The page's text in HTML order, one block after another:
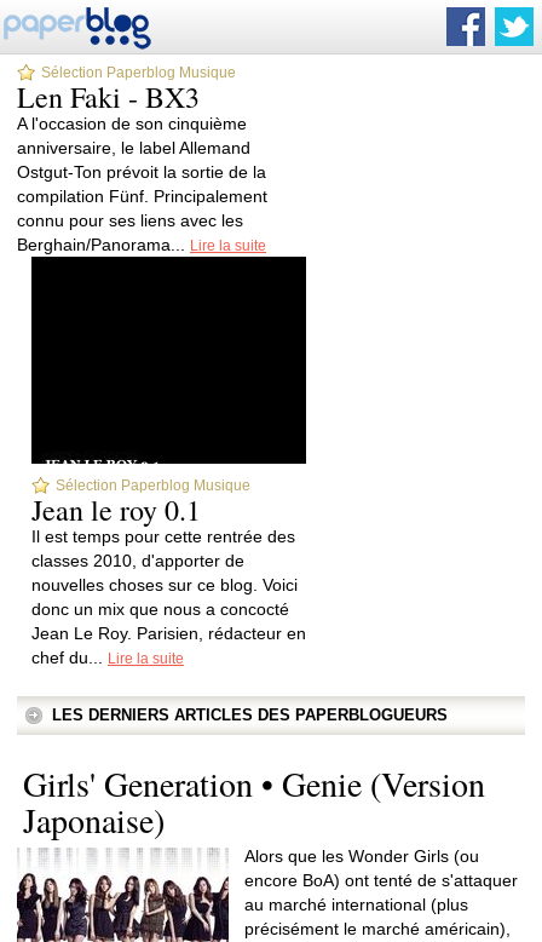
Sélection Paperblog Musique
Len Faki - BX3
A l'occasion de son cinquième
anniversaire, le label Allemand
Ostgut-Ton prévoit la sortie de la
compilation Fünf. Principalement
connu pour ses liens avec les
Berghain/Panorama...
Lire la suite
Sélection Paperblog Musique
Jean le roy 0.1
Il est temps pour cette rentrée des
classes 2010, d'apporter de
nouvelles choses sur ce blog. Voici
donc un mix que nous a concocté
Jean Le Roy. Parisien, rédacteur en
chef du...
Lire la suite
LES DERNIERS ARTICLES DES PAPERBLOGUEURS
Girls' Generation • Genie (Version
Japonaise)
Alors que les Wonder Girls (ou
encore BoA) ont tenté de s'attaquer
au marché international (plus
précisément le marché américain),